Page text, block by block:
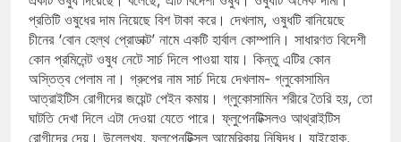
প্রতিটি ওষুধের দাম নিয়েছে বিশ টাকা করে। দেখলাম, ওষুধটি বানিয়েছে
চীনের ‘বোন হেল্থ প্রোডাক্ট’ নামে একটি হার্বাল কোম্পানি। সাধারণত বিদেশী
কোন প্রমিনেন্ট ওষুধ নেটে সার্চ দিলে পাওয়া যায়। কিন্তু এটির কোন
অস্তিত্ব পেলাম না। গ্রুপের নাম সার্চ দিয়ে দেখলাম- গ্লুকোসামিন
আত্রাইটিস রোগীদের জয়েন্ট পেইন কমায়। গ্লুকোসামিন শরীরে তৈরি হয়, তো
ঘাটতি দেখা দিলে এটা দেওয়া যেতে পারে। ফ্লুপেনটিক্সলও আথ্রাইটিস
রোগীদের দেয়। উল্লেখ্য, ফ্লুপেনটিক্সল আমেরিকায় নিষিদ্ধ। যাইহোক,